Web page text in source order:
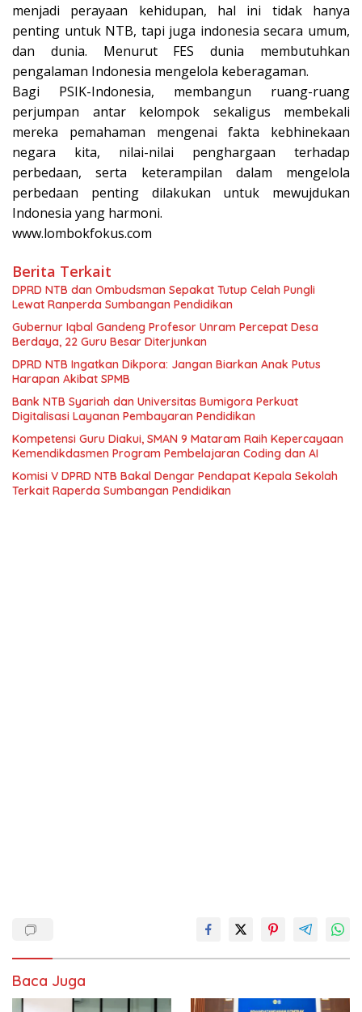
menjadi perayaan kehidupan, hal ini tidak hanya
penting untuk NTB, tapi juga indonesia secara umum,
dan dunia. Menurut FES dunia membutuhkan
pengalaman Indonesia mengelola keberagaman.
Bagi PSIK-Indonesia, membangun ruang-ruang
perjumpan antar kelompok sekaligus membekali
mereka pemahaman mengenai fakta kebhinekaan
negara kita, nilai-nilai penghargaan terhadap
perbedaan, serta keterampilan dalam mengelola
perbedaan penting dilakukan untuk mewujdukan
Indonesia yang harmoni.
www.lombokfokus.com
Berita Terkait
DPRD NTB dan Ombudsman Sepakat Tutup Celah Pungli
Lewat Ranperda Sumbangan Pendidikan
Gubernur Iqbal Gandeng Profesor Unram Percepat Desa
Berdaya, 22 Guru Besar Diterjunkan
DPRD NTB Ingatkan Dikpora: Jangan Biarkan Anak Putus
Harapan Akibat SPMB
Bank NTB Syariah dan Universitas Bumigora Perkuat
Digitalisasi Layanan Pembayaran Pendidikan
Kompetensi Guru Diakui, SMAN 9 Mataram Raih Kepercayaan
Kemendikdasmen Program Pembelajaran Coding dan AI
Komisi V DPRD NTB Bakal Dengar Pendapat Kepala Sekolah
Terkait Raperda Sumbangan Pendidikan
Baca Juga